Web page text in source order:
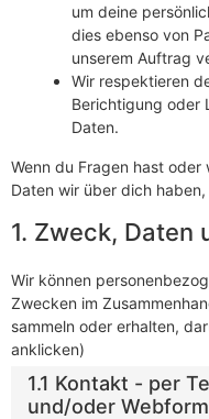
um deine
dies ebenso von
unserem Auftrag
Wir respektieren
Berichtigung oder
Daten.
Wenn du Fragen hast
Daten wir über dich
1. Zweck, Daten
Wir können
Zwecken im
sammeln oder erhalten,
anklicken)
1.1 Kontakt - per
und/oder